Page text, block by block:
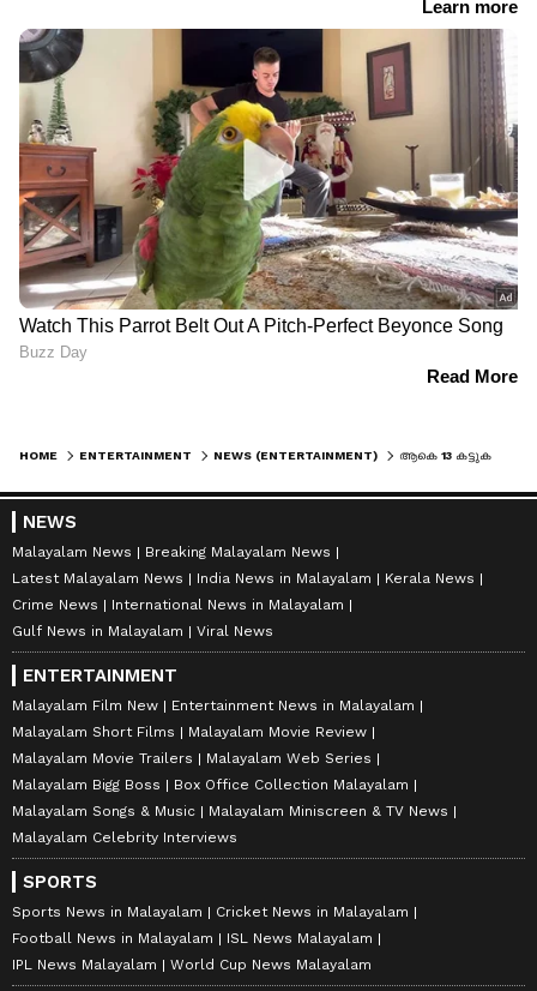
HOME ENTERTAINMENT NEWS (ENTERTAINMENT)
NEWS
Malayalam News
Breaking Malayalam News
Latest Malayalam News
India News in Malayalam
Kerala News
Crime News
International News in Malayalam
Gulf News in Malayalam
Viral News
ENTERTAINMENT
Malayalam Film New
Entertainment News in Malayalam
Malayalam Short Films
Malayalam Movie Review
Malayalam Movie Trailers
Malayalam Web Series
Malayalam Bigg Boss
Box Office Collection Malayalam
Malayalam Songs & Music
Malayalam Miniscreen & TV News
Malayalam Celebrity Interviews
SPORTS
Sports News in Malayalam
Cricket News in Malayalam
Football News in Malayalam
ISL News Malayalam
IPL News Malayalam
World Cup News Malayalam